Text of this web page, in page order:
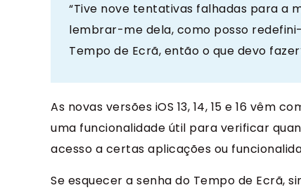
“Tive nove tentativas falhadas para a
lembrar-me dela, como posso
Tempo de Ecrã, então o que devo
As novas versões iOS 13, 14, 15 e 16 vêm
uma funcionalidade útil para verificar
acesso a certas aplicações ou
Se esquecer a senha do Tempo de Ecrã,